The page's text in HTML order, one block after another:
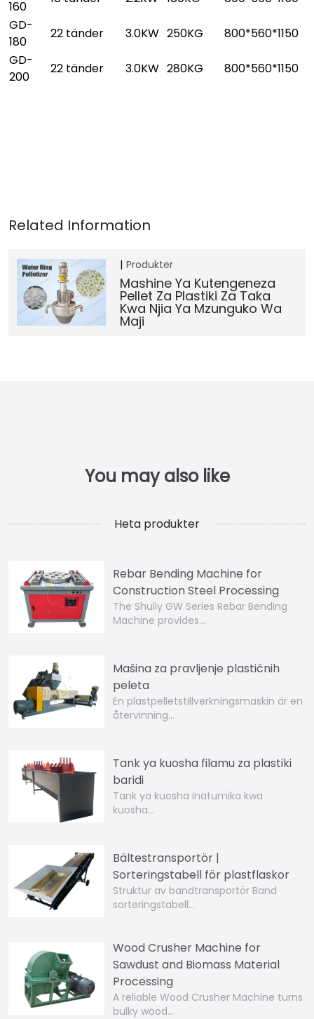
160
GD-
180
22 tänder 3.0KW 250KG
800*560*1150
GD-
200
22 tänder 3.0KW 280KG 800*560*1150
Produkter
Mashine Ya Kutengeneza
Pellet Za Plastiki Za Taka
Kwa Njia Ya Mzunguko Wa
Maji
Heta produkter
Rebar Bending Machine for
Construction Steel Processing
The Shuliy GW Series Rebar Bending
Machine provides…
Mašina za pravljenje plastičnih
peleta
En plastpelletstillverkningsmaskin är en
återvinning…
Tank ya kuosha filamu za plastiki
baridi
Tank ya kuosha inatumika kwa
kuosha…
Bältestransportör |
Sorteringstabell för plastflaskor
Struktur av bandtransportör Band
sorteringstabell…
Wood Crusher Machine for
Sawdust and Biomass Material
Processing
A reliable Wood Crusher Machine turns
bulky wood…